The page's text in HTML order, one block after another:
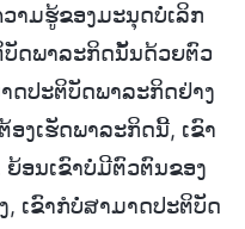
າມຮູ້ຂອງມະນຸດບໍ່ເລິກ
ບັດພາລະກິດນັ້ນດ້ວຍຕົວ
ດປະຕິບັດພາລະກິດຢ່າງ
ງເຮັດພາລະກິດນີ້, ເຂົາ
ອນເຂົາບໍ່ມີຕົວຕົນຂອງ
ເຂົາກໍບໍ່ສາມາດປະຕິບັດ